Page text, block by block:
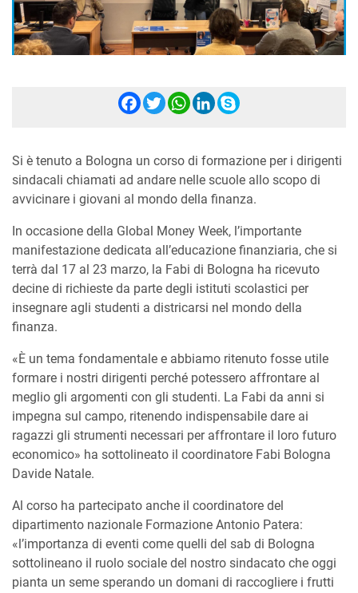
Facebook
Twitter
WhatsApp
LinkedIn
Skype
Si è tenuto a Bologna un corso di formazione per i dirigenti
sindacali chiamati ad andare nelle scuole allo scopo di
avvicinare i giovani al mondo della finanza.
In occasione della Global Money Week, l’importante
manifestazione dedicata all’educazione finanziaria, che si
terrà dal 17 al 23 marzo, la Fabi di Bologna ha ricevuto
decine di richieste da parte degli istituti scolastici per
insegnare agli studenti a districarsi nel mondo della
finanza.
«È un tema fondamentale e abbiamo ritenuto fosse utile
formare i nostri dirigenti perché potessero affrontare al
meglio gli argomenti con gli studenti. La Fabi da anni si
impegna sul campo, ritenendo indispensabile dare ai
ragazzi gli strumenti necessari per affrontare il loro futuro
economico» ha sottolineato il coordinatore Fabi Bologna
Davide Natale.
Al corso ha partecipato anche il coordinatore del
dipartimento nazionale Formazione Antonio Patera:
«l’importanza di eventi come quelli del sab di Bologna
sottolineano il ruolo sociale del nostro sindacato che oggi
pianta un seme sperando un domani di raccogliere i frutti